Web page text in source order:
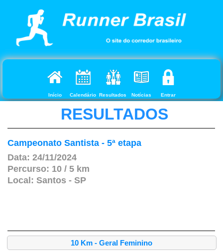
Início Calendário Resultados Notícias Entrar
RESULTADOS
Campeonato Santista - 5ª etapa
Data: 24/11/2024
Percurso: 10 / 5 km
Local: Santos - SP
10 Km - Geral Feminino